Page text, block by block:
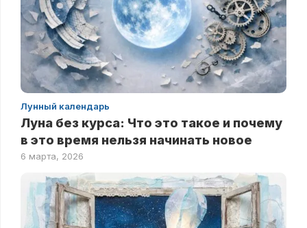
Лунный календарь
Луна без курса: Что это такое и почему
в это время нельзя начинать новое
6 марта, 2026